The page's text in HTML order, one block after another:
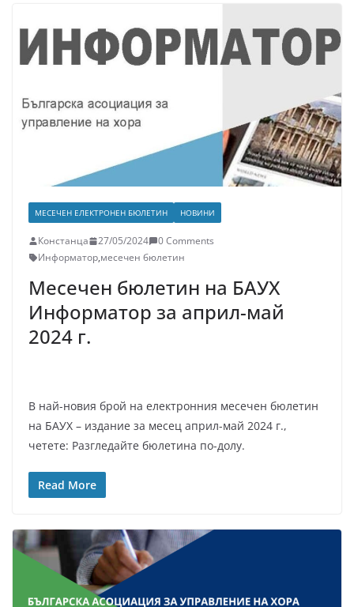
МЕСЕЧЕН ЕЛЕКТРОНЕН БЮЛЕТИН НОВИНИ
Констанца 27/05/2024
0 Comments
Информатор,месечен бюлетин
Месечен бюлетин на БАУХ
Информатор за април-май
2024 г.
В най-новия брой на електронния месечен бюлетин
на БАУХ – издание за месец април-май 2024 г.,
четете: Разгледайте бюлетина по-долу.
Read More